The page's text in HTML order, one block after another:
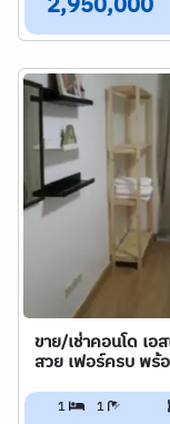
ขาย/เช่าคอนโด เ
สวย เฟอร์ครบ พร้
1 1